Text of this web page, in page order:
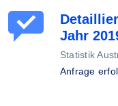
Jahr
Statistik
Anfrage